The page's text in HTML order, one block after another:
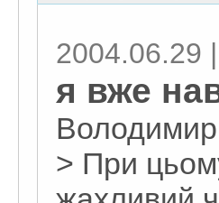
2004.06.29
я вже
> При